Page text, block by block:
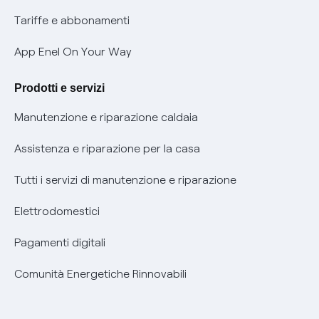
Phishing e truffe online
Verifica chi ti ha chiamato
Agevolazione utenti con disabilità per offerte Fibra
Informativa RAEE
Tariffe e abbonamenti
App Enel On Your Way
Prodotti e servizi
Manutenzione e riparazione caldaia
Assistenza e riparazione per la casa
Tutti i servizi di manutenzione e riparazione
Elettrodomestici
Pagamenti digitali
Comunità Energetiche Rinnovabili